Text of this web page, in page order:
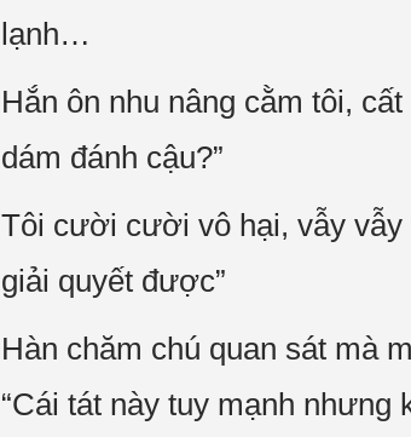
lạnh…
Hắn ôn nhu nâng cằm tôi,
dám đánh cậu?”
Tôi cười cười vô hại, vẫy vẫy
giải quyết được”
Hàn chăm chú quan sát mà
“Cái tát này tuy mạnh nhưng